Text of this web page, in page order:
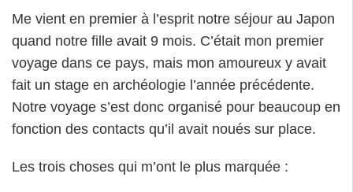
Me vient en premier à l’esprit notre séjour au Japon
quand notre fille avait 9 mois. C’était mon premier
voyage dans ce pays, mais mon amoureux y avait
fait un stage en archéologie l’année précédente.
Notre voyage s’est donc organisé pour beaucoup en
fonction des contacts qu’il avait noués sur place.
Les trois choses qui m’ont le plus marquée :